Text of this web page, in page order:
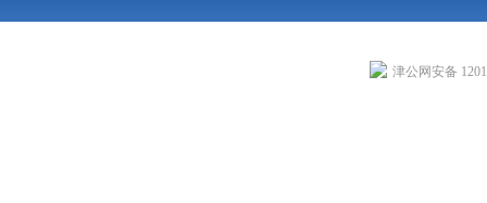
津公网安备